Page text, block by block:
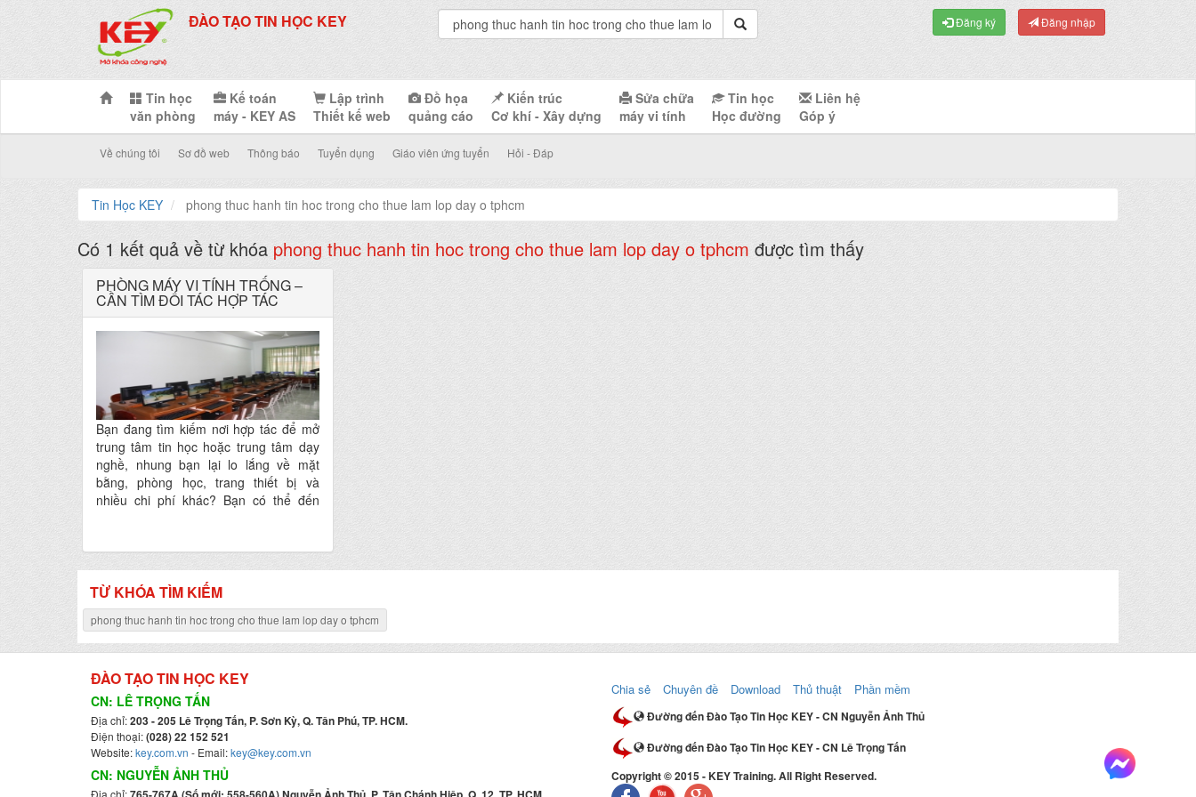
ĐÀO TẠO TIN HỌC KEY Đăng ký Đăng nhập
Tin học
văn phòng
Kế toán
máy - KEY AS
Lập trình
Thiết kế web
Đồ họa
quảng cáo
Kiến trúc
Cơ khí - Xây dựng
Sửa chữa
máy vi tính
Tin học
Học đường
Liên hệ
Góp ý
Về chúng tôi Sơ đồ web Thông báo Tuyển dụng Giáo viên ứng tuyển Hỏi - Đáp
Tin Học KEY phong thuc hanh tin hoc trong cho thue lam lop day o tphcm
Có 1 kết quả về từ khóa phong thuc hanh tin hoc trong cho thue lam lop day o tphcm được tìm thấy
PHÒNG MÁY VI TÍNH TRỐNG –
CẦN TÌM ĐỐI TÁC HỢP TÁC
Bạn đang tìm kiếm nơi hợp tác để mở
trung tâm tin học hoặc trung tâm dạy
nghề, nhung bạn lại lo lắng về mặt
bằng, phòng học, trang thiết bị và
nhiều chi phí khác? Bạn có thể đến
không làm bạn thất vọng.
TỪ KHÓA TÌM KIẾM
phong thuc hanh tin hoc trong cho thue lam lop day o tphcm
ĐÀO TẠO TIN HỌC KEY
CN: LÊ TRỌNG TẤN
Địa chỉ:203 - 205 Lê Trọng Tấn, P. Sơn Kỳ, Q. Tân Phú, TP. HCM.
Điện thoại:(028) 22 152 521
Website:key.com.vn - Email:key@key.com.vn
CN: NGUYỄN ẢNH THỦ
Địa chỉ:
Chia sẻ Chuyên đề Download Thủ thuật Phần mềm
Đường đến Đào Tạo Tin Học KEY - CN Nguyễn Ảnh Thủ
Đường đến Đào Tạo Tin Học KEY - CN Lê Trọng Tấn
Copyright © 2015 - KEY Training. All Right Reserved.